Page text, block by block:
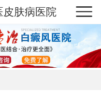
皮肤病医院